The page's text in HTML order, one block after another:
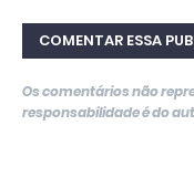
COMENTAR ESSA
Os comentários não
responsabilidade é do